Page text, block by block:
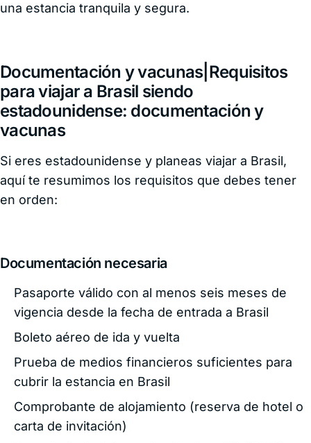
una estancia tranquila y segura.
Documentación y vacunas|Requisitos
para viajar a Brasil siendo
estadounidense: documentación y
vacunas
Si eres estadounidense y planeas viajar a Brasil,
aquí te resumimos los requisitos que debes tener
en orden:
Documentación necesaria
Pasaporte válido con al menos seis meses de
vigencia desde la fecha de entrada a Brasil
Boleto aéreo de ida y vuelta
Prueba de medios financieros suficientes para
cubrir la estancia en Brasil
Comprobante de alojamiento (reserva de hotel o
carta de invitación)